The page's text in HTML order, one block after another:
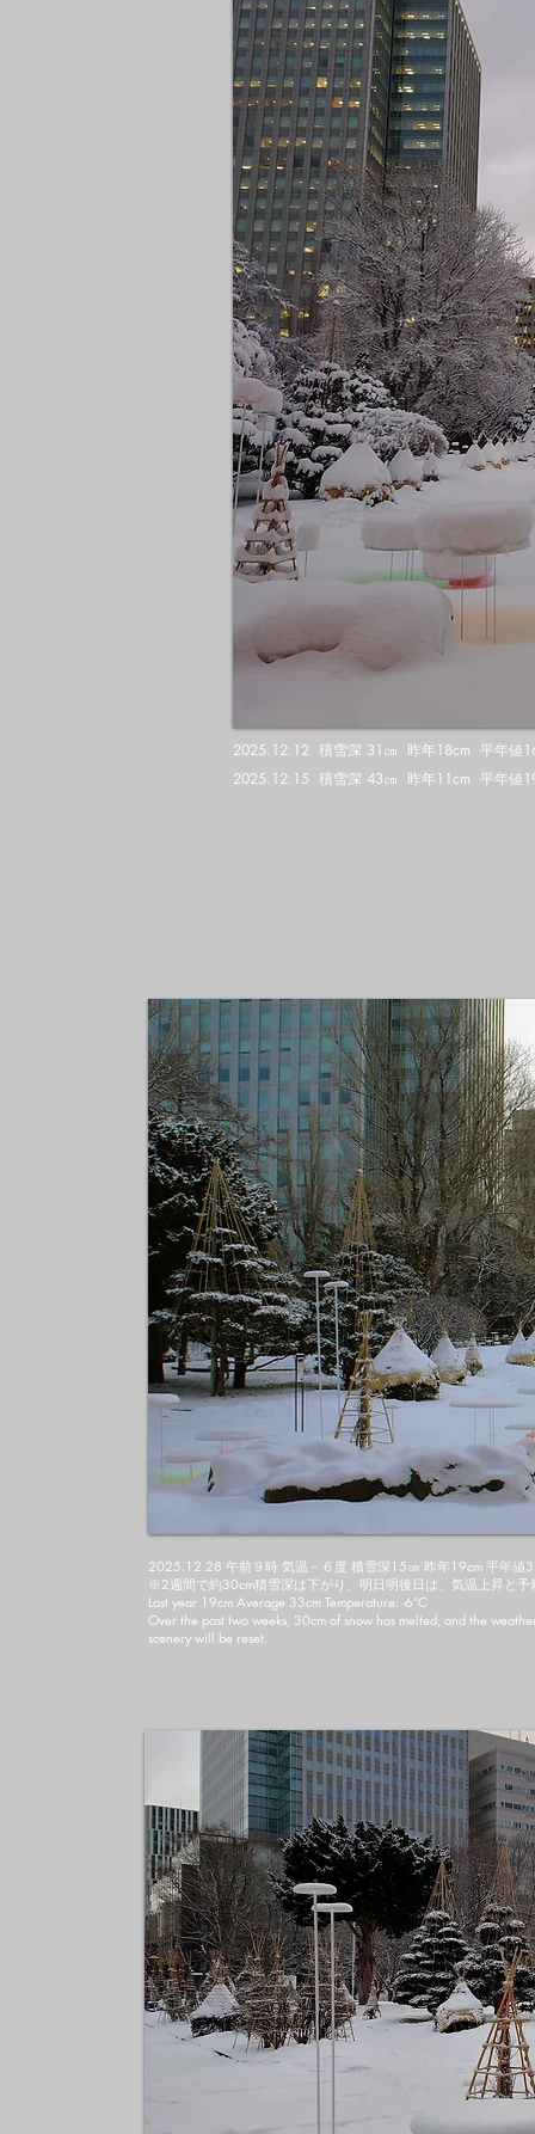
2025.12.12 積雪深 31㎝ 昨年18cm 平年値
2025.12.15 積雪深 43㎝ 昨年11cm 平年値
2025.12.28 午前９時 気温－６度 積雪深15㎝ 昨年19cm 平年値
※2週間で約30cm積雪深は下がり、明日明後日は、気温上昇と
Last year 19cm Average 33cm Temperature: -6°C
Over the past two weeks, 30cm of snow has melted, and the
scenery will be reset.